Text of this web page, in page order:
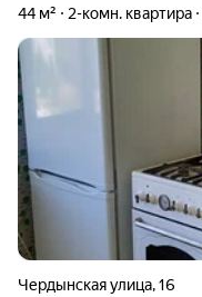
44 м² 2-комн. квартира
Чердынская улица,16